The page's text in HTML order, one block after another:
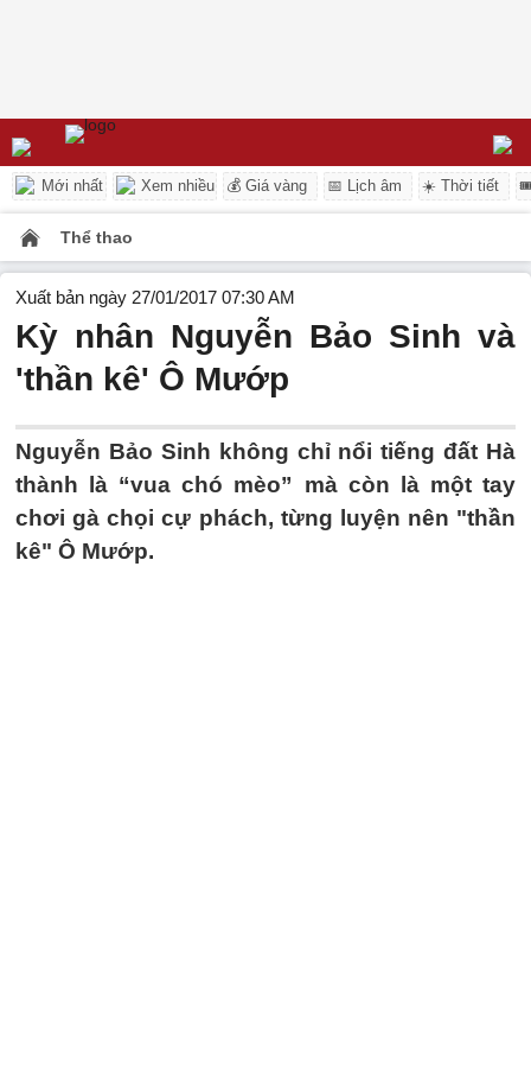
Mới nhất Xem nhiều 💰 Giá vàng 📅 Lịch âm ☀️ Thời tiết
Thể thao
Xuất bản ngày 27/01/2017 07:30 AM
Kỳ nhân Nguyễn Bảo Sinh và
'thần kê' Ô Mướp
Nguyễn Bảo Sinh không chỉ nổi tiếng đất Hà
thành là “vua chó mèo” mà còn là một tay
chơi gà chọi cự phách, từng luyện nên "thần
kê" Ô Mướp.